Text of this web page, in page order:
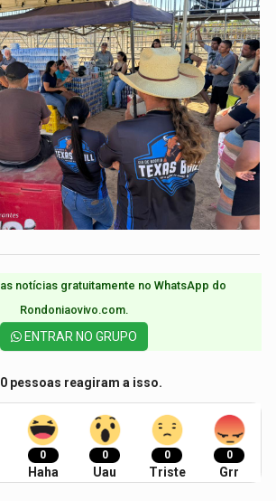
notícias gratuitamente no WhatsApp do
Rondoniaovivo.com.​
ENTRAR NO GRUPO
0 pessoas reagiram a isso.
0
Haha
0
Uau
0
Triste
0
Grr